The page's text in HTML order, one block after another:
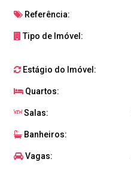
Referência:
Tipo de Imóvel:
Estágio do Imóvel:
Quartos:
Salas:
Banheiros:
Vagas: